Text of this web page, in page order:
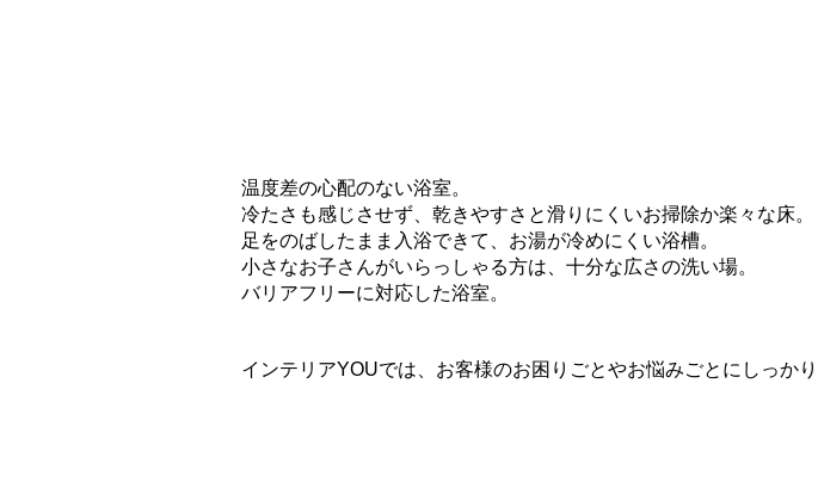
温度差の心配のない浴室。
冷たさも感じさせず、乾きやすさと滑りにくいお掃除か楽々な床。
足をのばしたまま入浴できて、お湯が冷めにくい浴槽。
小さなお子さんがいらっしゃる方は、十分な広さの洗い場。
バリアフリーに対応した浴室。
インテリアYOUでは、お客様のお困りごとやお悩みごとにしっかり